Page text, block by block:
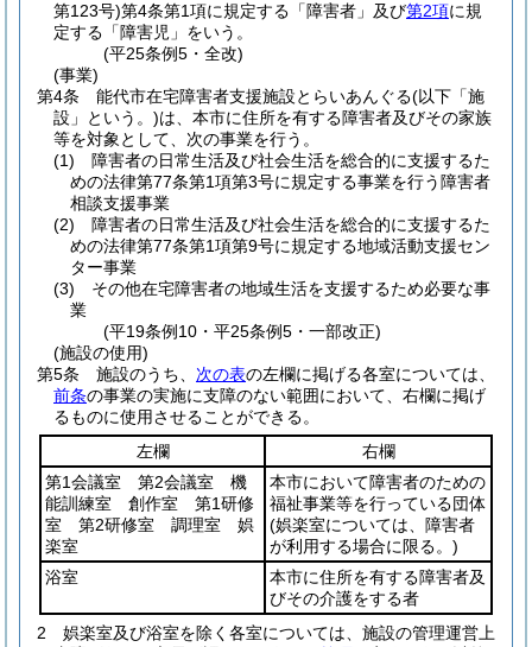
第123号)第4条第1項に規定する「障害者」及び第2項に規
定する「障害児」をいう。
(平25条例5・全改)
(事業)
第4条
能代市在宅障害者支援施設とらいあんぐる(以下「施
設」という。)は、本市に住所を有する障害者及びその家族
等を対象として、次の事業を行う。
(1)
障害者の日常生活及び社会生活を総合的に支援するた
めの法律第77条第1項第3号に規定する事業を行う障害者
相談支援事業
(2)
障害者の日常生活及び社会生活を総合的に支援するた
めの法律第77条第1項第9号に規定する地域活動支援セン
ター事業
(3)
その他在宅障害者の地域生活を支援するため必要な事
業
(平19条例10・平25条例5・一部改正)
(施設の使用)
第5条
施設のうち、 次の表の左欄に掲げる各室については、
前条の事業の実施に支障のない範囲において、右欄に掲げ
るものに使用させることができる。
左欄
右欄
第1会議室 第2会議室 機
能訓練室 創作室 第1研修
室 第2研修室 調理室 娯
楽室
本市において障害者のための
福祉事業等を行っている団体
(娯楽室については、障害者
が利用する場合に限る。)
浴室
本市に住所を有する障害者及
びその介護をする者
2
娯楽室及び浴室を除く各室については、施設の管理運営上